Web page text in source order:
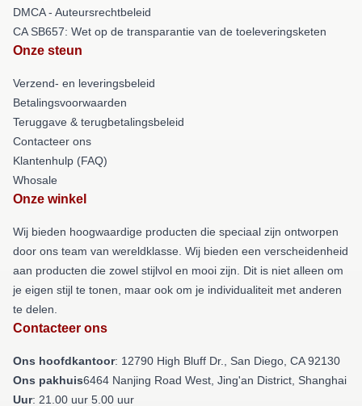
DMCA - Auteursrechtbeleid
CA SB657: Wet op de transparantie van de toeleveringsketen
Onze steun
Verzend- en leveringsbeleid
Betalingsvoorwaarden
Teruggave & terugbetalingsbeleid
Contacteer ons
Klantenhulp (FAQ)
Whosale
Onze winkel
Wij bieden hoogwaardige producten die speciaal zijn ontworpen
door ons team van wereldklasse. Wij bieden een verscheidenheid
aan producten die zowel stijlvol en mooi zijn. Dit is niet alleen om
je eigen stijl te tonen, maar ook om je individualiteit met anderen
te delen.
Contacteer ons
Ons hoofdkantoor: 12790 High Bluff Dr., San Diego, CA 92130
Ons pakhuis6464 Nanjing Road West, Jing'an District, Shanghai
Uur: 21.00 uur 5.00 uur